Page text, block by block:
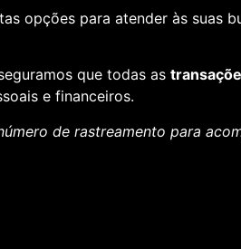
opções para atender às suas
que todas as
e financeiros.
de rastreamento para